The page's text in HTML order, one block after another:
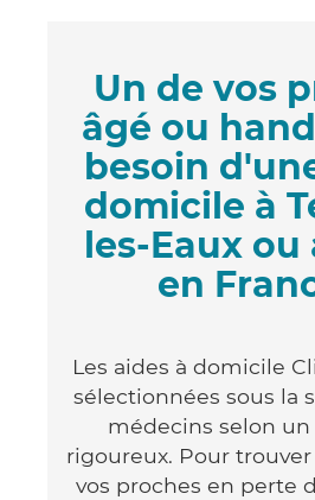
Un de vos
âgé ou
besoin
domicile à
les-Eaux
en
Les aides à domicile
sélectionnées sous la
médecins selon un
rigoureux. Pour
vos proches en perte